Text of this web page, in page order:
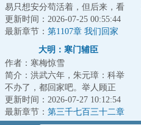
易只想安分苟活着，但后来，看
着高贵雍容的皇后，李易心思变
了。“江山你坐...
更新时间：2026-07-25 00:55:44
最新章节： 第1107章 我们回家
大明：寒门辅臣
作者：寒梅惊雪
简介：洪武六年，朱元璋：科举
不办了，都回家吧。举人顾正
臣：这路都走了，钱都借了，房
租都付了，你说不...
更新时间：2026-07-27 10:12:54
最新章节： 第三千七百三十二章